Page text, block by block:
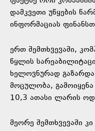
დამკვეთი უწყების
ინფორმაციას
ერთ შემთხვევაში,
წყლის
ხელოვნურად
მოცულობა,
10,3 ათასი ლარის
მეორე შემთხვევაში